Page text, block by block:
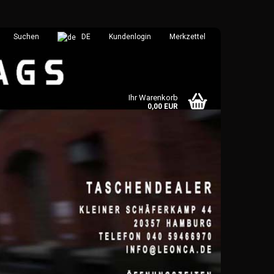
Suchen DE Kundenlogin
vergessen?
Merkzettel
Ihr Warenkorb
0,00 EUR